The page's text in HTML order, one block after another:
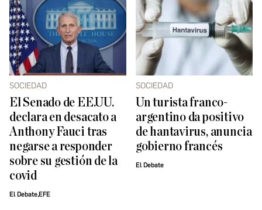
SOCIEDAD
El Senado de EE.UU.
declara en desacato a
Anthony Fauci tras
negarse a responder
sobre su gestión de la
covid
El Debate,EFE
SOCIEDAD
Un turista franco-
argentino da positivo
de hantavirus, anuncia
gobierno francés
El Debate